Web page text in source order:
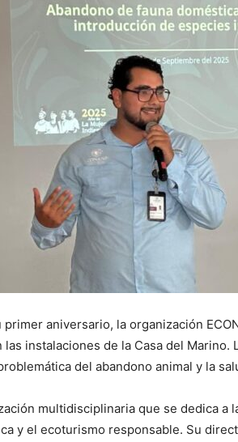
primer aniversario, la organización
las instalaciones de la Casa del
del abandono animal y la
multidisciplinaria que se dedica a
y el ecoturismo responsable. Su